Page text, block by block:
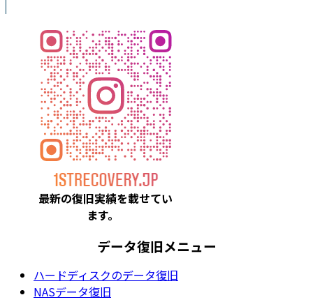
最新の復旧実績を載せてい
ます。
データ復旧メニュー
ハードディスクのデータ復旧
NASデータ復旧